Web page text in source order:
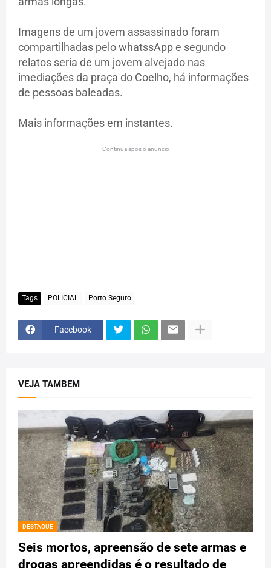
Imagens de um jovem assassinado foram
compartilhadas pelo whatssApp e segundo
relatos seria de um jovem alvejado nas
imediações da praça do Coelho, há informações
de pessoas baleadas.
Mais informações em instantes.
Continua após o anuncio
Tags POLICIAL Porto Seguro
Facebook
VEJA TAMBEM
DESTAQUE
Seis mortos, apreensão de sete armas e
drogas apreendidas é o resultado de